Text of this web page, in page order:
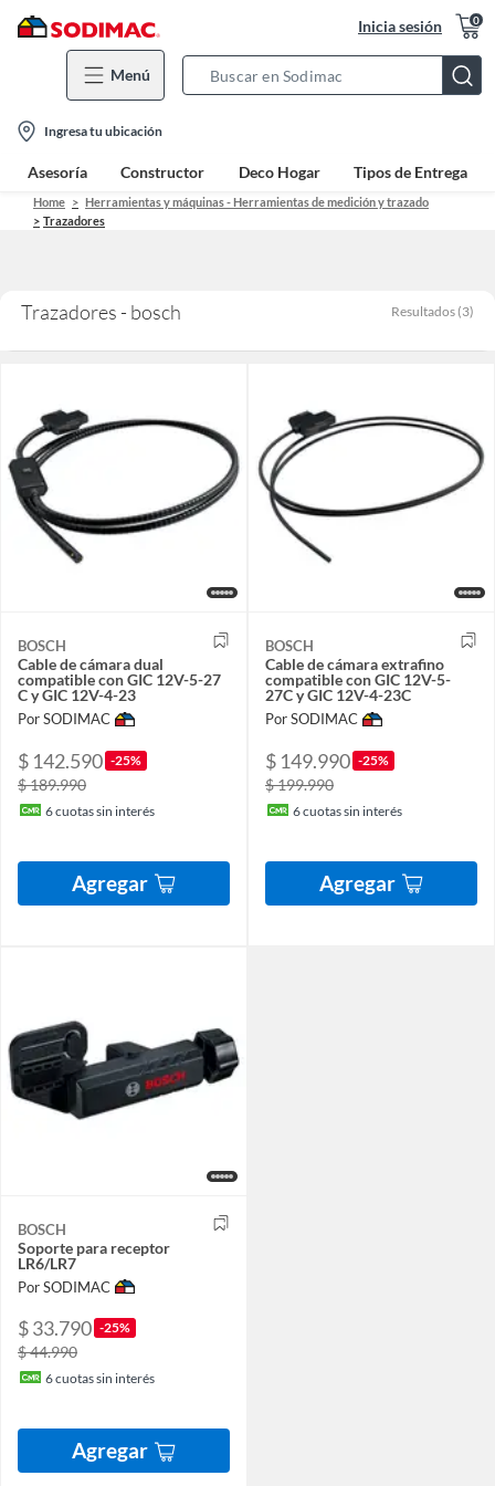
Inicia sesión 0
Menú
Bar
location-
icon
Ingresa tu ubicación
Asesoría Constructor Deco Hogar Tipos de Entrega
Home
Herramientas y máquinas - Herramientas de medición y trazado
Trazadores
Trazadores - bosch Resultados (3)
BOSCH
Cable de cámara dual
compatible con GIC 12V-5-27
C y GIC 12V-4-23
Por SODIMAC
$ 142.590 -25%
$ 189.990
6cuotas sin interés
Agregar
BOSCH
Cable de cámara extrafino
compatible con GIC 12V-5-
27C y GIC 12V-4-23C
Por SODIMAC
$ 149.990 -25%
$ 199.990
6cuotas sin interés
Agregar
BOSCH
Soporte para receptor
LR6/LR7
Por SODIMAC
$ 33.790 -25%
$ 44.990
6cuotas sin interés
Agregar